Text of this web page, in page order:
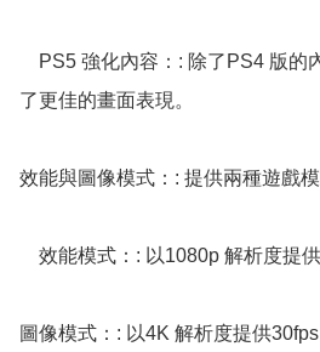
了更佳的畫面表現。
效能與圖像模式：: 提供兩種遊戲
圖像模式：: 以4K 解析度提供